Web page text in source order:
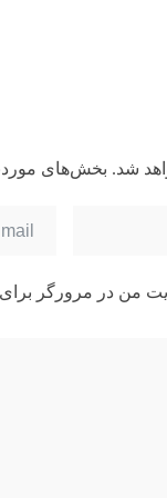
شد. بخش‌های
من در مرورگر